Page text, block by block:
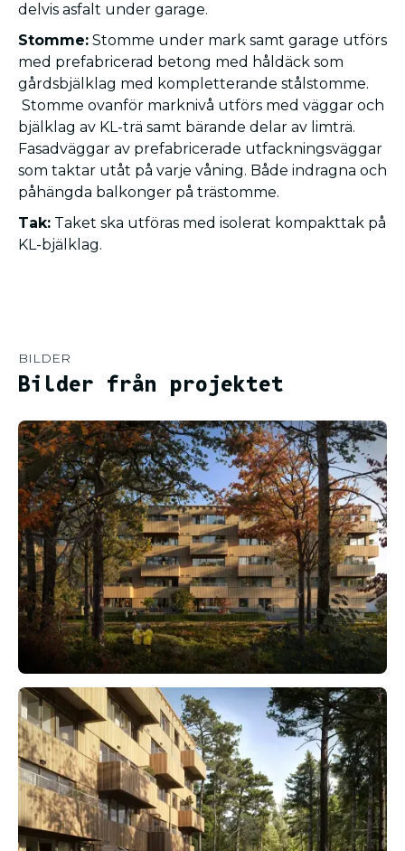
delvis asfalt under garage.
Stomme: Stomme under mark samt garage utförs
med prefabricerad betong med håldäck som
gårdsbjälklag med kompletterande stålstomme.
Stomme ovanför marknivå utförs med väggar och
bjälklag av KL-trä samt bärande delar av limträ.
Fasadväggar av prefabricerade utfackningsväggar
som taktar utåt på varje våning. Både indragna och
påhängda balkonger på trästomme.
Tak: Taket ska utföras med isolerat kompakttak på
KL-bjälklag.
BILDER
Bilder från projektet